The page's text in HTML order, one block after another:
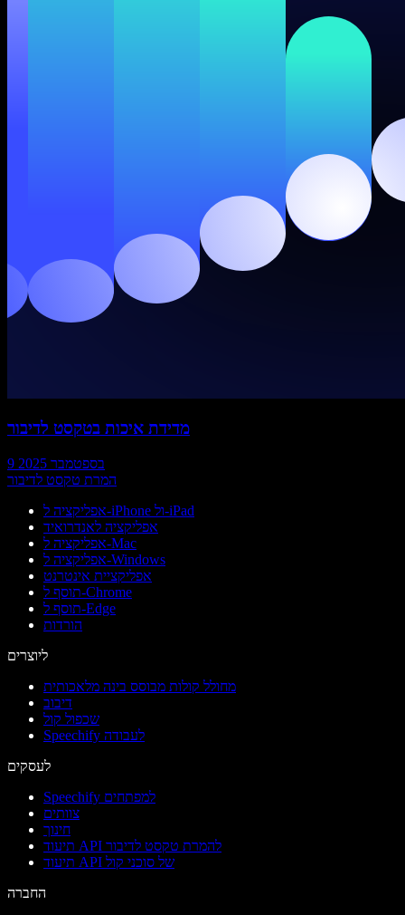
מדידת איכות בטקסט לדיבור
9 בספטמבר 2025
המרת טקסט לדיבור
אפליקציה ל-iPhone ול-iPad
אפליקציה לאנדרואיד
אפליקציה ל-Mac
אפליקציה ל-Windows
אפליקציית אינטרנט
תוסף ל-Chrome
תוסף ל-Edge
הורדות
ליוצרים
מחולל קולות מבוסס בינה מלאכותית
דיבוב
שכפול קול
Speechify לעבודה
לעסקים
Speechify למפתחים
צוותים
חינוך
תיעוד API להמרת טקסט לדיבור
תיעוד API של סוכני קול
החברה